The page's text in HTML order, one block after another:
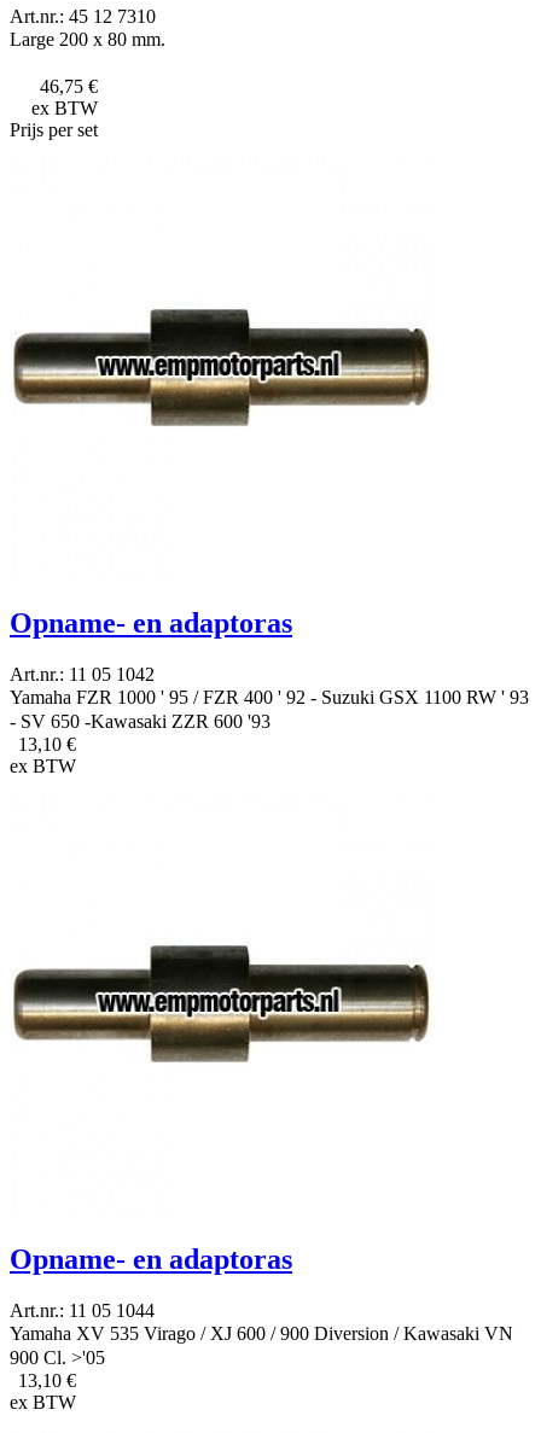
Art.nr.: 45 12 7310
Large 200 x 80 mm.
46,75 €
ex BTW
Prijs per set
Opname- en adaptoras
Art.nr.: 11 05 1042
Yamaha FZR 1000 ' 95 / FZR 400 ' 92 - Suzuki GSX 1100 RW ' 93
- SV 650 -Kawasaki ZZR 600 '93
13,10 €
ex BTW
Opname- en adaptoras
Art.nr.: 11 05 1044
Yamaha XV 535 Virago / XJ 600 / 900 Diversion / Kawasaki VN
900 Cl. >'05
13,10 €
ex BTW